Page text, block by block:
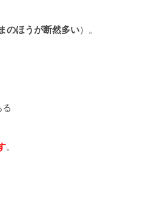
のほうが断然多い）。
。